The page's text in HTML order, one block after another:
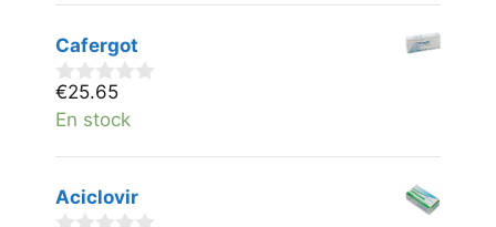
a
5
Cafergot
0
v
n
€25.65
En stock
Aciclovir